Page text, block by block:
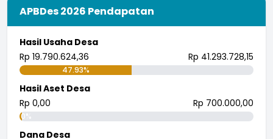
APBDes 2026 Pendapatan
Hasil Usaha Desa
Rp 19.790.624,36
Rp 41.293.728,15
47.93%
Hasil Aset Desa
Rp 0,00
Rp 700.000,00
0%
Dana Desa